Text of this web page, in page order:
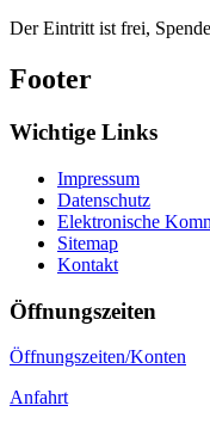
Der Eintritt ist frei,
Footer
Wichtige Links
Impressum
Datenschutz
Elektronische
Sitemap
Kontakt
Öffnungszeiten
Öffnungszeiten/Konten
Anfahrt